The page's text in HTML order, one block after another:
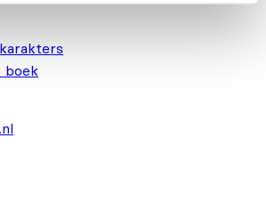
boek